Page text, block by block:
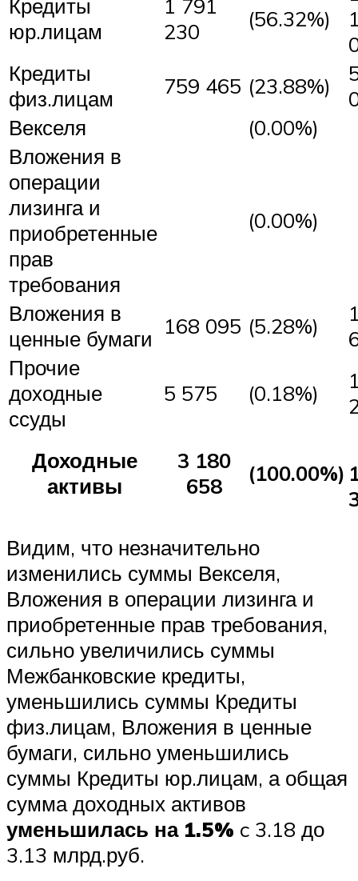
Кредиты
юр.лицам
1 791
230
(56.32%)
Кредиты
физ.лицам
759 465 (23.88%)
Векселя
(0.00%)
Вложения в
операции
лизинга и
приобретенные
прав
требования
(0.00%)
Вложения в
ценные бумаги 168 095 (5.28%)
Прочие
доходные
ссуды
5 575 (0.18%)
Доходные
активы
3 180
658
(100.00%)
Видим, что незначительно
изменились суммы Векселя,
Вложения в операции лизинга и
приобретенные прав требования,
сильно увеличились суммы
Межбанковские кредиты,
уменьшились суммы Кредиты
физ.лицам, Вложения в ценные
бумаги, сильно уменьшились
суммы Кредиты юр.лицам, а общая
сумма доходных активов
уменьшилась на 1.5% c 3.18 до
3.13 млрд.руб.